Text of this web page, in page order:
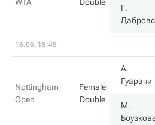
Г.
16.06, 18:45
Nottingham
Open
Female
Double
А.
Гуарачи
М.